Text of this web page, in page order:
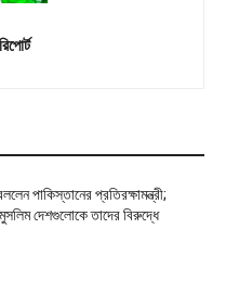
পাকিস্তানের প্রতিরক্ষামন্ত্রী;
দেশগুলোকে তাদের বিরুদ্ধে